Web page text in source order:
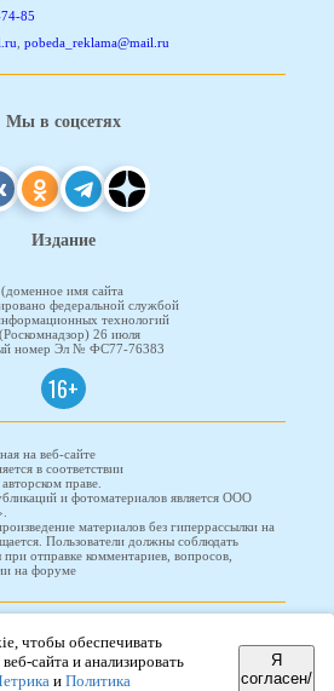
85
, pobeda_reklama@mail.ru
Мы в соцсетях
Издание
имя сайта
федеральной службой
технологий
26 июля
номер Эл № ФС77-76383
16+
на веб-сайте
в соответствии
праве.
и фотоматериалов является ООО
материалов без гиперрассылки на
Пользователи должны соблюдать
отправке комментариев, вопросов,
на форуме
чтобы обеспечивать
сайта и анализировать
и Политика
Я
согласен/